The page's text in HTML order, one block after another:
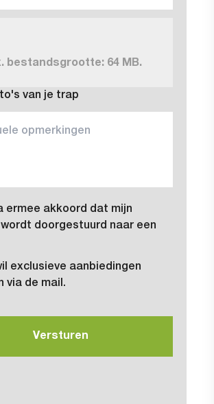
bestandsgrootte: 64 MB.
van je trap
ermee akkoord dat mijn
doorgestuurd naar een
exclusieve aanbiedingen
via de mail.